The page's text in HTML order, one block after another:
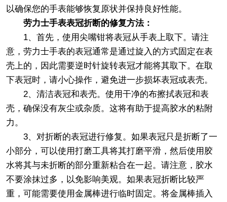
以确保您的手表能够恢复原状并保持良好性能。
劳力士手表表冠折断的修复方法：
1、首先，使用尖嘴钳将表冠从手表上取下。请注
意，劳力士手表的表冠通常是通过旋入的方式固定在表
壳上的，因此需要逆时针旋转表冠才能将其取下。在取
下表冠时，请小心操作，避免进一步损坏表冠或表壳。
2、清洁表冠和表壳。使用干净的布擦拭表冠和表
壳，确保没有灰尘或杂质。这将有助于提高胶水的粘附
力。
3、对折断的表冠进行修复。如果表冠只是折断了一
小部分，可以使用打磨工具将其打磨平滑，然后使用胶
水将其与未折断的部分重新粘合在一起。请注意，胶水
不要涂抹过多，以免影响美观。如果表冠折断比较严
重，可能需要使用金属棒进行临时固定。将金属棒插入